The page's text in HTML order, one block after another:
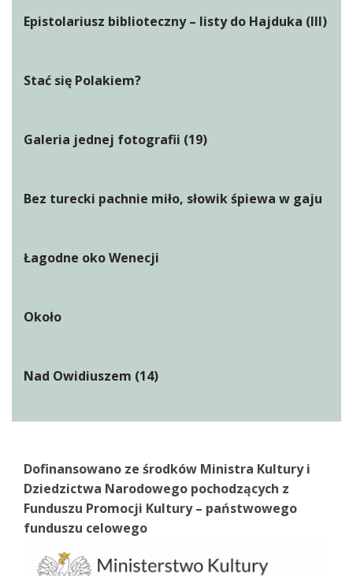
Epistolariusz biblioteczny – listy do Hajduka (III)
Stać się Polakiem?
Galeria jednej fotografii (19)
Bez turecki pachnie miło, słowik śpiewa w gaju
Łagodne oko Wenecji
Około
Nad Owidiuszem (14)
Dofinansowano ze środków Ministra Kultury i
Dziedzictwa Narodowego pochodzących z
Funduszu Promocji Kultury – państwowego
funduszu celowego